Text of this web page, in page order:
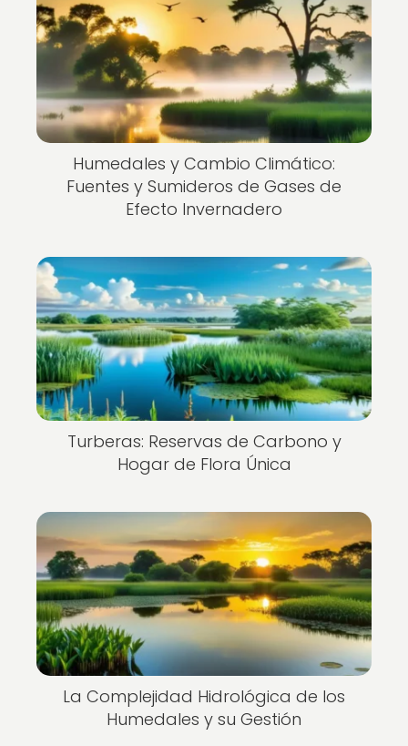
Humedales y Cambio Climático:
Fuentes y Sumideros de Gases de
Efecto Invernadero
Turberas: Reservas de Carbono y
Hogar de Flora Única
La Complejidad Hidrológica de los
Humedales y su Gestión